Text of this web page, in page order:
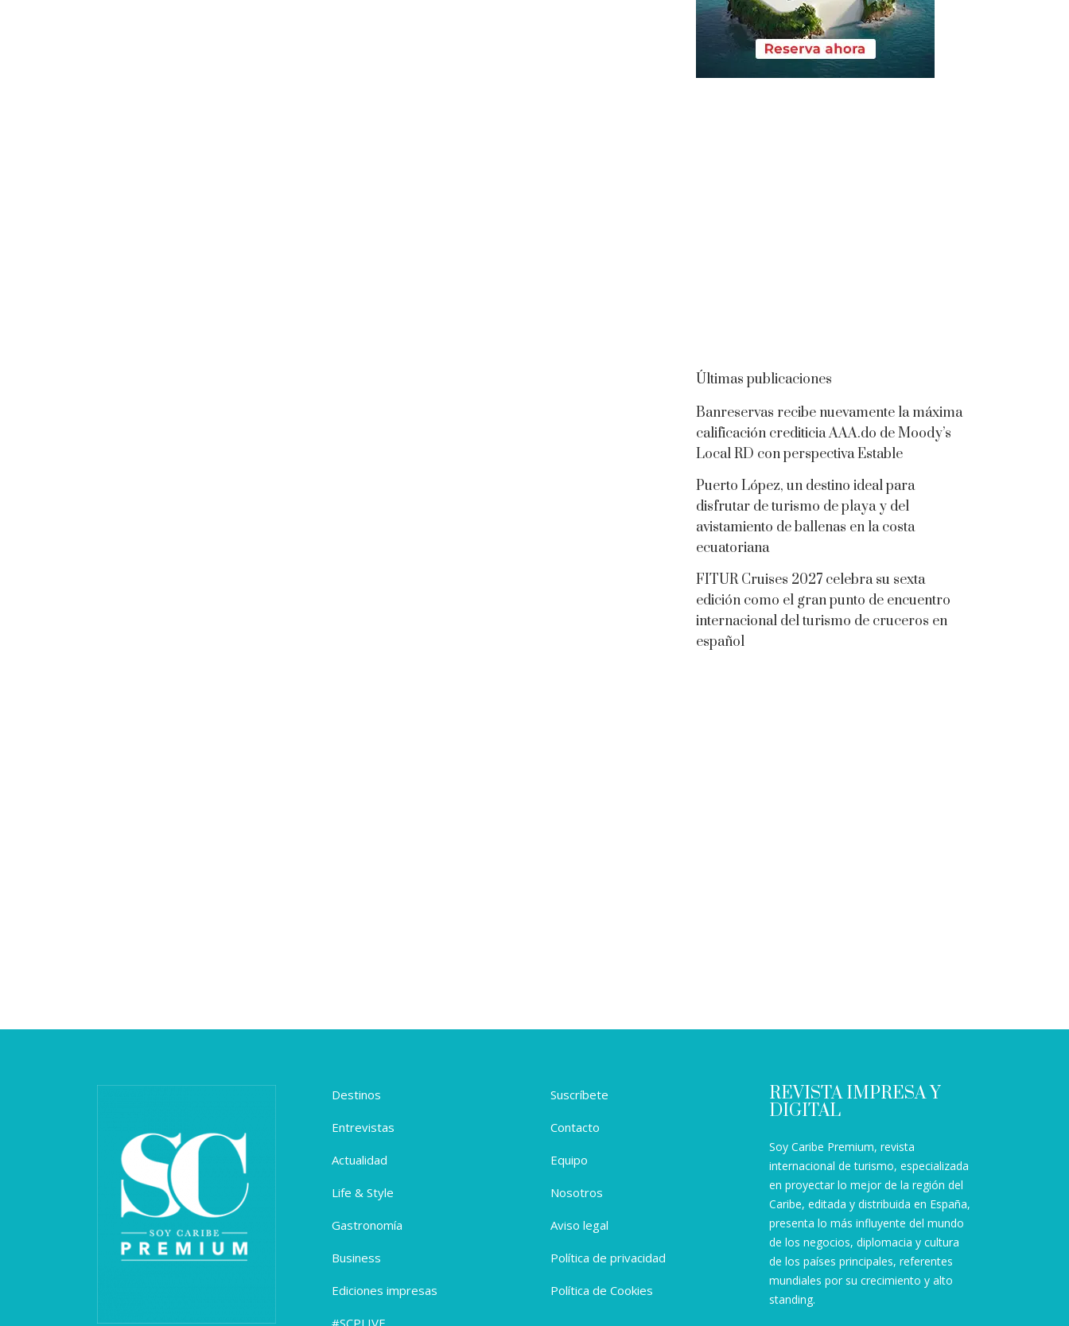
Últimas publicaciones
Banreservas recibe nuevamente la máxima
calificación crediticia AAA.do de Moody’s
Local RD con perspectiva Estable
Puerto López, un destino ideal para
disfrutar de turismo de playa y del
avistamiento de ballenas en la costa
ecuatoriana
FITUR Cruises 2027 celebra su sexta
edición como el gran punto de encuentro
internacional del turismo de cruceros en
español
Destinos
Entrevistas
Actualidad
Life & Style
Gastronomía
Business
Ediciones impresas
#SCPLIVE
Suscríbete
Contacto
Equipo
Nosotros
Aviso legal
Política de privacidad
Política de Cookies
REVISTA IMPRESA Y
DIGITAL
Soy Caribe Premium, revista
internacional de turismo, especializada
en proyectar lo mejor de la región del
Caribe, editada y distribuida en España,
presenta lo más influyente del mundo
de los negocios, diplomacia y cultura
de los países principales, referentes
mundiales por su crecimiento y alto
standing.